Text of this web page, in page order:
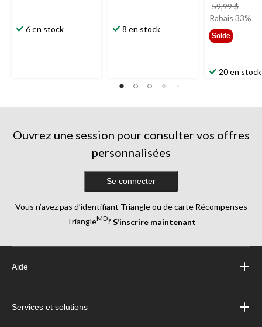
6 en stock 8 en stock
59,99 $
était
Rabais 33%
Solde
20 en stock
Ouvrez une session pour consulter vos offres
personnalisées
Se connecter
Vous n’avez pas d’identifiant Triangle ou de carte Récompenses
TriangleMD? S’inscrire maintenant
Aide
Services et solutions